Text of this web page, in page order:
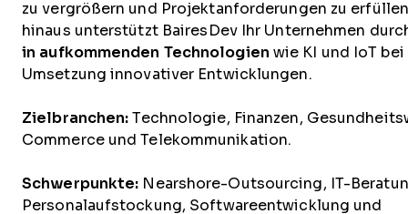
zu vergrößern und Projektanforderungen zu
hinaus unterstützt BairesDev Ihr Unternehmen
in aufkommenden Technologien wie KI und IoT bei
Umsetzung innovativer Entwicklungen.
Zielbranchen: Technologie, Finanzen,
Commerce und Telekommunikation.
Schwerpunkte: Nearshore-Outsourcing, IT-
Personalaufstockung, Softwareentwicklung und